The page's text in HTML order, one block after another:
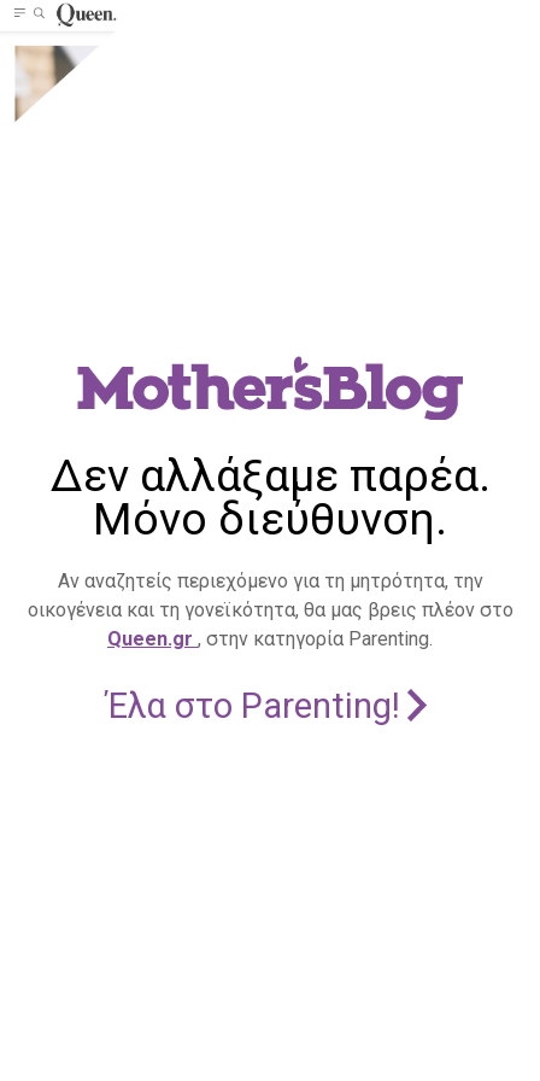
Δεν αλλάξαμε παρέα.
Μόνο διεύθυνση.
Αν αναζητείς περιεχόμενο για τη μητρότητα, την
οικογένεια και τη γονεϊκότητα, θα μας βρεις πλέον στο
Queen.gr , στην κατηγορία Parenting.
Έλα στο Parenting!